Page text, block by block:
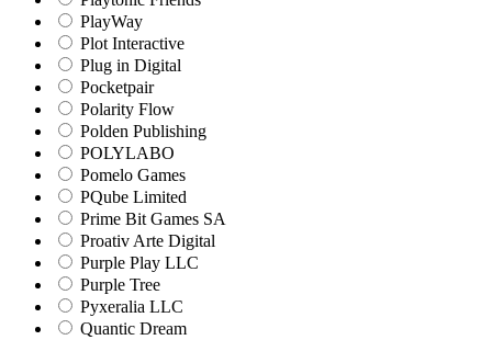
PlayWay
Plot Interactive
Plug in Digital
Pocketpair
Polarity Flow
Polden Publishing
POLYLABO
Pomelo Games
PQube Limited
Prime Bit Games SA
Proativ Arte Digital
Purple Play LLC
Purple Tree
Pyxeralia LLC
Quantic Dream